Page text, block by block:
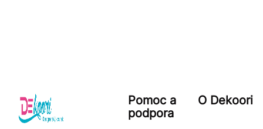
Pomoc a
podpora
O Dekoori